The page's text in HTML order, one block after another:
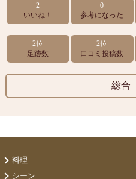
2
いいね！
0
参考になった
2位
足跡数
2位
口コミ投稿数
総合
料理
シーン